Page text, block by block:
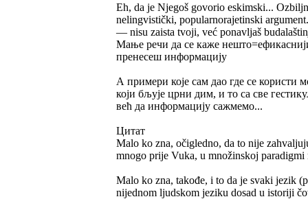
Eh, da je Njegoš govorio eskimski...
nelingvistički, popularnorajetinski
— nisu zaista tvoji, već ponavljaš
Мање речи да се каже
пренесеш информацију
А примери које сам дао где се користи
који бљује црни дим, и то са све
већ да информацију сажмемо...
Цитат
Malo ko zna, očigledno, da to nije
mnogo prije Vuka, u množinskoj
Malo ko zna, takođe, i to da je svaki jezik
nijednom ljudskom jeziku dosad u istoriji